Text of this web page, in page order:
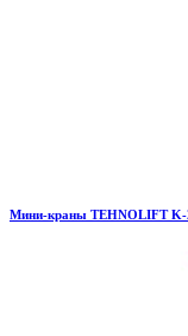
Мини-краны TEHNOLIFT K-